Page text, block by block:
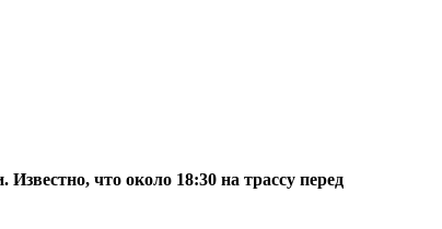
что около 18:30 на трассу перед